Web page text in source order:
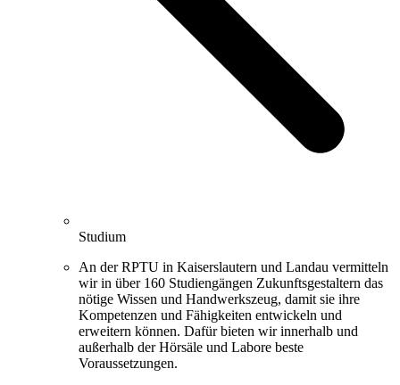
Studium
An der RPTU in Kaiserslautern und Landau vermitteln
wir in über 160 Studiengängen Zukunftsgestaltern das
nötige Wissen und Handwerkszeug, damit sie ihre
Kompetenzen und Fähigkeiten entwickeln und
erweitern können. Dafür bieten wir innerhalb und
außerhalb der Hörsäle und Labore beste
Voraussetzungen.